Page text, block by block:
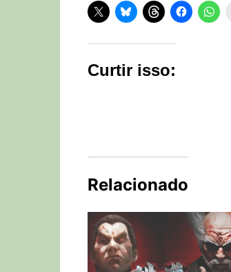
Curtir isso:
Relacionado